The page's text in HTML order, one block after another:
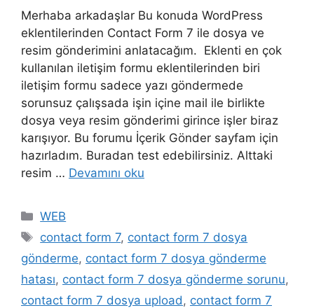
Merhaba arkadaşlar Bu konuda WordPress
eklentilerinden Contact Form 7 ile dosya ve
resim gönderimini anlatacağım. Eklenti en çok
kullanılan iletişim formu eklentilerinden biri
iletişim formu sadece yazı göndermede
sorunsuz çalışsada işin içine mail ile birlikte
dosya veya resim gönderimi girince işler biraz
karışıyor. Bu forumu İçerik Gönder sayfam için
hazırladım. Buradan test edebilirsiniz. Alttaki
resim … Devamını oku
Kategoriler
WEB
Etiketler
contact form 7, contact form 7 dosya
gönderme, contact form 7 dosya gönderme
hatası, contact form 7 dosya gönderme sorunu,
contact form 7 dosya upload , contact form 7